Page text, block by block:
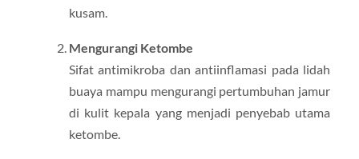
kusam.
Mengurangi Ketombe
Sifat antimikroba dan antiinflamasi pada lidah
buaya mampu mengurangi pertumbuhan jamur
di kulit kepala yang menjadi penyebab utama
ketombe.